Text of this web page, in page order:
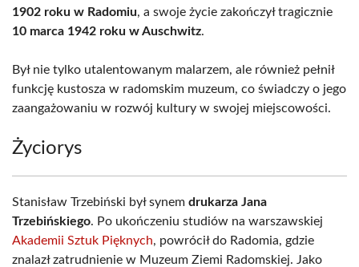
1902 roku w Radomiu, a swoje życie zakończył tragicznie
10 marca 1942 roku w Auschwitz.
Był nie tylko utalentowanym malarzem, ale również pełnił
funkcję kustosza w radomskim muzeum, co świadczy o jego
zaangażowaniu w rozwój kultury w swojej miejscowości.
Życiorys
Stanisław Trzebiński był synem drukarza Jana
Trzebińskiego. Po ukończeniu studiów na warszawskiej
Akademii Sztuk Pięknych, powrócił do Radomia, gdzie
znalazł zatrudnienie w Muzeum Ziemi Radomskiej. Jako